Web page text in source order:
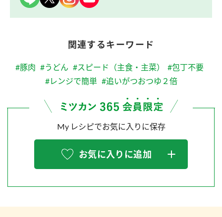
関連するキーワード
#豚肉 #うどん #スピード（主食・主菜）
#包丁不要
#レンジで簡単 #追いがつおつゆ２倍
My レシピでお気に入りに保存
お気に入りに追加